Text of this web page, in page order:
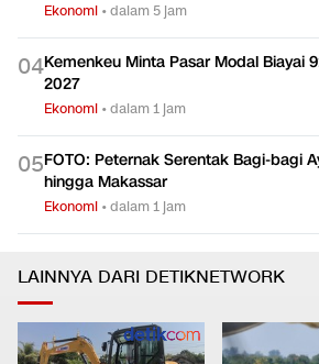
Ekonomi •dalam 5 jam
04Kemenkeu Minta Pasar Modal Biayai
2027
Ekonomi •dalam 1 jam
05FOTO: Peternak Serentak Bagi-bagi
hingga Makassar
Ekonomi •dalam 1 jam
LAINNYA DARI DETIKNETWORK